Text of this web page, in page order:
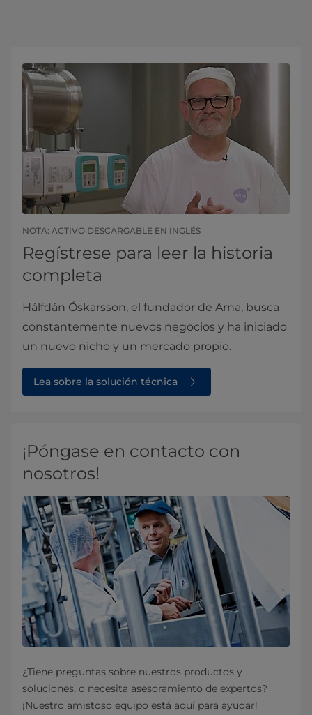
NOTA: ACTIVO DESCARGABLE EN INGLÉS
Regístrese para leer la historia
completa
Hálfdán Óskarsson, el fundador de Arna, busca
constantemente nuevos negocios y ha iniciado
un nuevo nicho y un mercado propio.
Lea sobre la solución técnica
¡Póngase en contacto con
nosotros!
¿Tiene preguntas sobre nuestros productos y
soluciones, o necesita asesoramiento de expertos?
¡Nuestro amistoso equipo está aquí para ayudar!